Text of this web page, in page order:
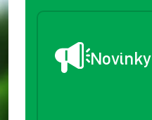
Novinky